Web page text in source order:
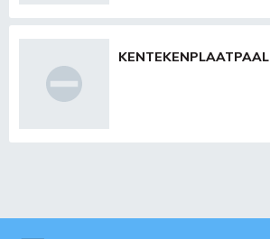
KENTEKENPLAATPAAL